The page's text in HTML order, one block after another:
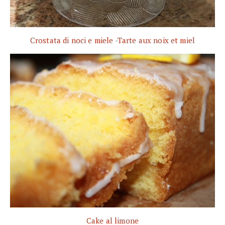
Crostata di noci e miele -Tarte aux noix et miel
Cake al limone